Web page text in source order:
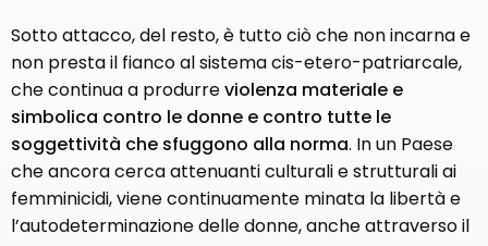
Sotto attacco, del resto, è tutto ciò che non incarna e
non presta il fianco al sistema cis-etero-patriarcale,
che continua a produrreviolenza materiale e
simbolica contro le donne e contro tutte le
soggettività che sfuggono alla norma. In un Paese
che ancora cerca attenuanti culturali e strutturali ai
femminicidi, viene continuamente minata la libertà e
l’autodeterminazione delle donne, anche attraverso il